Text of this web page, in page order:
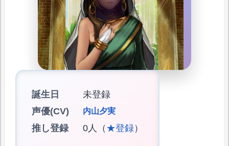
誕生日
未登録
声優(CV)
内山夕実
推し登録 0人（ ★登録）